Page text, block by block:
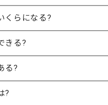
時間
イト
15日
くらになる?
きる?
る?
?